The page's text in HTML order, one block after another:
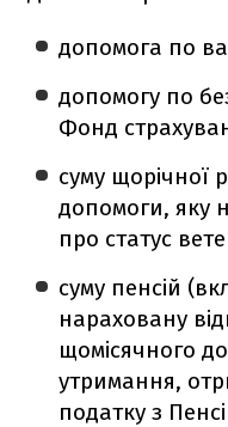
допомога по
допомогу по
Фонд
суму щорічної
допомоги, яку
про статус
суму пенсій
нараховану
щомісячного
утримання,
податку з